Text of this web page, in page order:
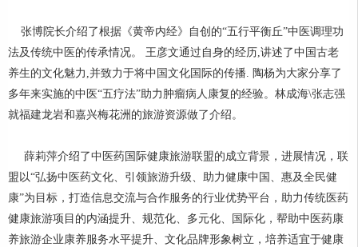
张博院长介绍了根据《黄帝内经》自创的“五行平衡丘”中医调理功
法及传统中医的传承情况。 王彦文通过自身的经历,讲述了中国古老
养生的文化魅力,并致力于将中国文化国际的传播. 陶杨为大家分享了
多年来实施的中医“五疗法”助力肿瘤病人康复的经验。林成海\张志强
就福建龙岩和嘉兴梅花洲的旅游资源做了介绍。
薛莉萍介绍了中医药国际健康旅游联盟的成立背景，进展情况，联
盟以“弘扬中医药文化、引领旅游升级、助力健康中国、惠及全民健
康”为目标，打造信息交流与合作服务的行业优势平台，助力传统医药
健康旅游项目的内涵提升、规范化、多元化、国际化，帮助中医药康
养旅游企业康养服务水平提升、文化品牌形象树立，培养适宜于健康